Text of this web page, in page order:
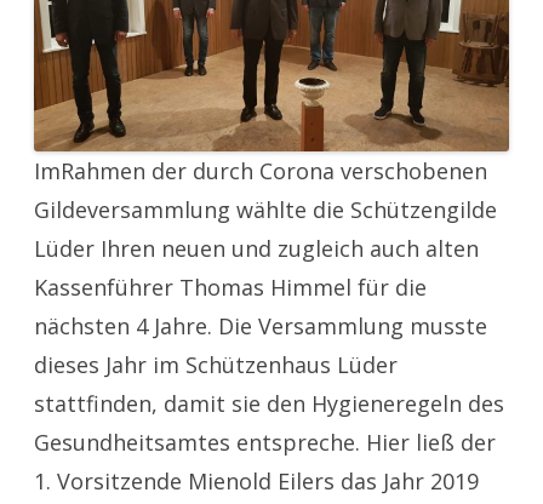
ImRahmen der durch Corona verschobenen
Gildeversammlung wählte die Schützengilde
Lüder Ihren neuen und zugleich auch alten
Kassenführer Thomas Himmel für die
nächsten 4 Jahre. Die Versammlung musste
dieses Jahr im Schützenhaus Lüder
stattfinden, damit sie den Hygieneregeln des
Gesundheitsamtes entspreche. Hier ließ der
1. Vorsitzende Mienold Eilers das Jahr 2019